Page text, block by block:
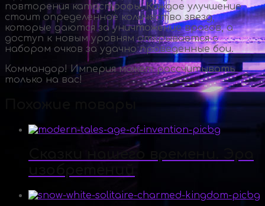
повторения катастрофы. Каждое улучшение
стоит определенное количество звезд,
которые даются за уничтожение врагов, а
доступ к новым уровням открывается с
набором очков за удачно проведенные бои.
Коммандор! Империя может рассчитывать
только на вас!
Сказки нашего времени. Эра